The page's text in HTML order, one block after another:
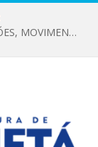
FESTIVAL DE VERÃO 2026 REÚNE MULTIDÕES, MOVIMENTA A ECONOMIA E FORTALECE A CULTURA LOCAL